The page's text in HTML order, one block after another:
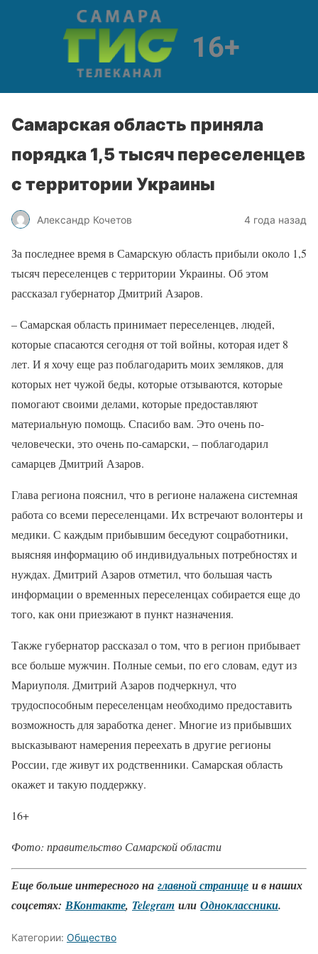
Самарская область приняла
порядка 1,5 тысяч переселенцев
с территории Украины
Александр Кочетов 4 года назад
За последнее время в Самарскую область прибыли около 1,5
тысяч переселенцев с территории Украины. Об этом
рассказал губернатор Дмитрий Азаров.
– Самарская область принимает переселенцев, людей,
которые спасаются сегодня от той войны, которая идет 8
лет. И я хочу еще раз поблагодарить моих земляков, для
которых нет чужой беды, которые отзываются, которые
помогают своими делами, которые предоставляют
материальную помощь. Спасибо вам. Это очень по-
человечески, это очень по-самарски, – поблагодарил
самарцев Дмитрий Азаров.
Глава региона пояснил, что в регионе налажена системная
работа со всеми переселенцами. Их встречают волонтеры и
медики. С каждым прибывшим беседуют соцработники,
выясняя информацию об индивидуальных потребностях и
нуждах. Дмитрий Азаров отметил, что большая часть
информации о временных переселенцах собирается еще до
того, как они приезжают в пункт назначения.
Также губернатор рассказал о том, что в регион прибывает
все больше мужчин. Полные семьи, по его словам, едут из
Мариуполя. Дмитрий Азаров подчеркнул, что
трудоспособным переселенцам необходимо предоставить
возможность для заработка денег. Многие из прибывших
высказывают намерения переехать в другие регионы
России, где живут их родственники. Самарская область
окажет и такую поддержку.
16+
Фото: правительство Самарской области
Еще больше интересного на главной странице и в наших
соцсетях: ВКонтакте, Telegram или Одноклассники.
Категории: Общество